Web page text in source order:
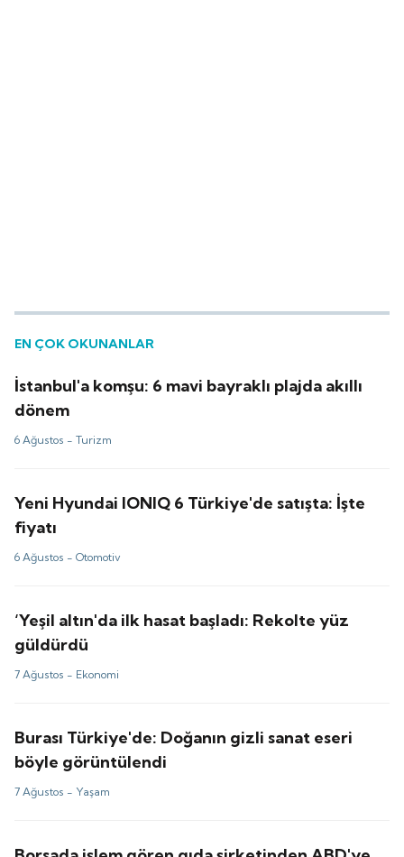
EN ÇOK OKUNANLAR
İstanbul'a komşu: 6 mavi bayraklı plajda akıllı
dönem
6 Ağustos -Turizm
Yeni Hyundai IONIQ 6 Türkiye'de satışta: İşte
fiyatı
6 Ağustos -Otomotiv
‘Yeşil altın'da ilk hasat başladı: Rekolte yüz
güldürdü
7 Ağustos - Ekonomi
Burası Türkiye'de: Doğanın gizli sanat eseri
böyle görüntülendi
7 Ağustos - Yaşam